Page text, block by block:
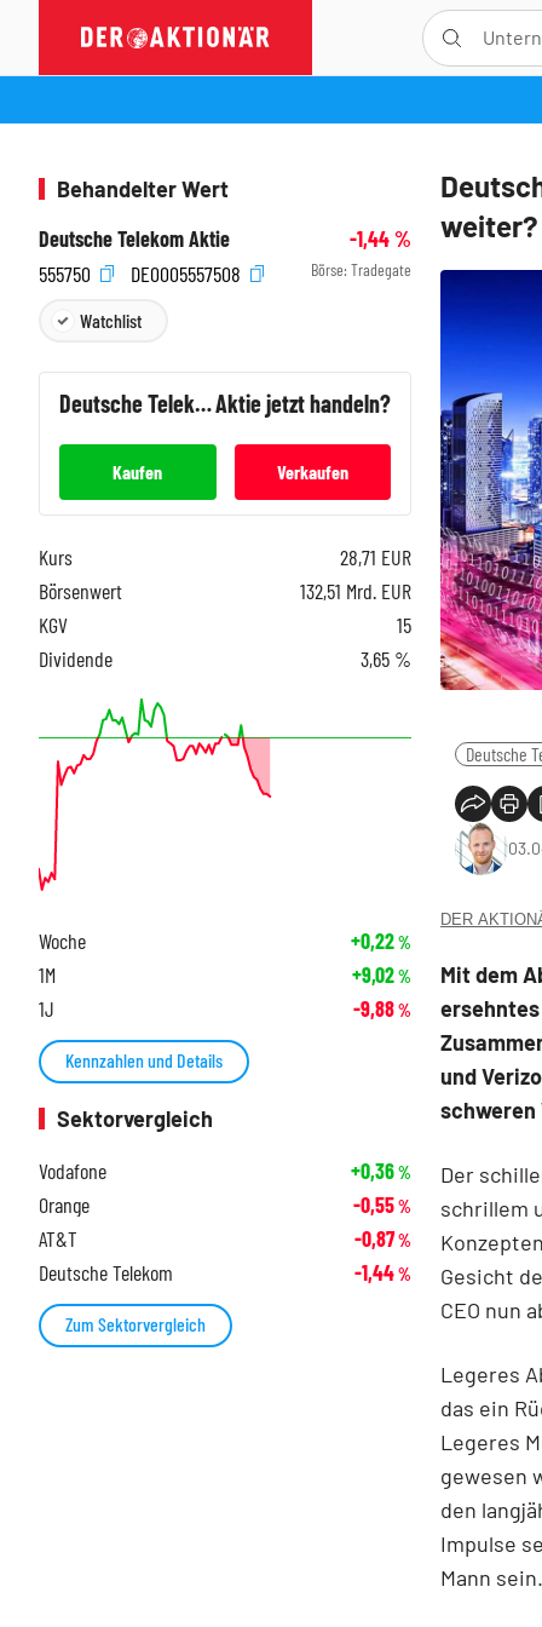
weiter?
Deutsche
DER
Mit dem
und
schweren
Der
schrillem
Gesicht
CEO nun
Legeres
das ein
Legeres
gewesen
den
Impulse
Mann sein.
Behandelter Wert
Deutsche Telekom Aktie
-1,44%
555750
DE0005557508 Börse: Tradegate
Watchlist
Deutsche TelekomAktie jetzt handeln?
Kaufen Verkaufen
Kurs 28,71 EUR
Börsenwert
132,51 Mrd. EUR
KGV
15
Dividende
3,65 %
Woche +0,22%
1M +9,02%
1J -9,88%
Kennzahlen und Details
Sektorvergleich
Vodafone
+0,36%
Orange -0,55%
AT&T -0,87%
Deutsche Telekom -1,44%
Zum Sektorvergleich